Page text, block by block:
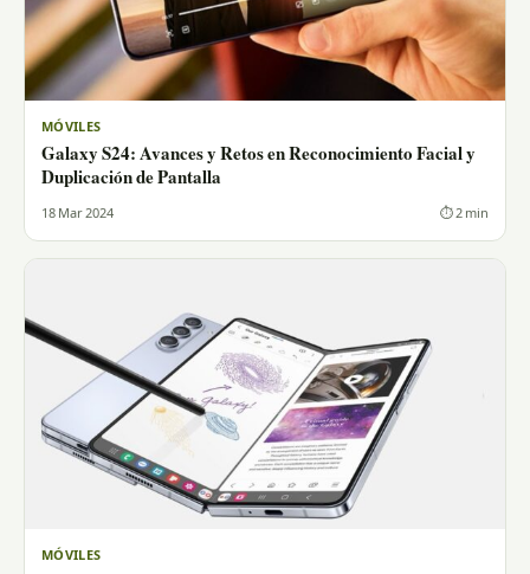
MÓVILES
Galaxy S24: Avances y Retos en Reconocimiento Facial y
Duplicación de Pantalla
18 Mar 2024 ⏱ 2 min
MÓVILES